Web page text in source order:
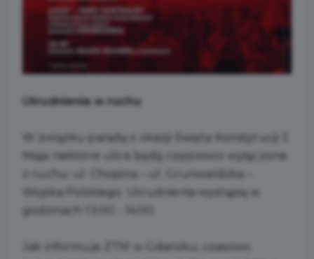
Utrudnienia w ruchu
W związku paradą z okazji Święta Konstytucji 3
Maja niektóre ulice będą częściowo wyłączone
z ruchu: ul. Chopina – ul. Grunwaldzka –
Wojska Polskiego. Utrudnienia wystąpią w
godzinach 13:00 - 14:00.
Jak informuje ZTM w Gdańsku, czasowo